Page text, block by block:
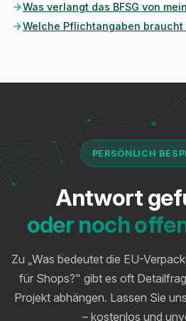
Was verlangt das BFSG von
Welche Pflichtangaben braucht
PERSÖNLICH
Antwort
oder noch
Zu „Was bedeutet die EU-
für Shops?" gibt es oft
Projekt abhängen. Lassen Sie
– kostenlos und